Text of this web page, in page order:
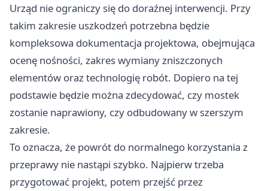
Urząd nie ograniczy się do doraźnej interwencji. Przy
takim zakresie uszkodzeń potrzebna będzie
kompleksowa dokumentacja projektowa, obejmująca
ocenę nośności, zakres wymiany zniszczonych
elementów oraz technologię robót. Dopiero na tej
podstawie będzie można zdecydować, czy mostek
zostanie naprawiony, czy odbudowany w szerszym
zakresie.
To oznacza, że powrót do normalnego korzystania z
przeprawy nie nastąpi szybko. Najpierw trzeba
przygotować projekt, potem przejść przez